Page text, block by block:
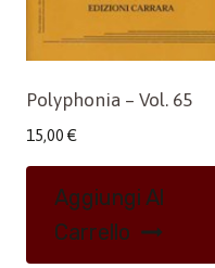
Polyphonia – Vol. 65
15,00 €
Aggiungi Al
Carrello